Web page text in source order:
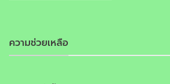
ความช่วยเหลือ